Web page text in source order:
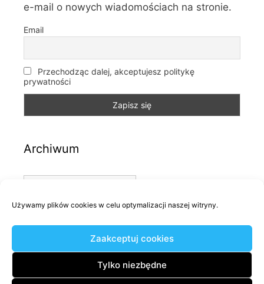
Używamy plików cookies w celu optymalizacji naszej witryny.
Zaakceptuj cookies
Tylko niezbędne
e-mail o nowych wiadomościach na stronie.
Email
Przechodząc dalej, akceptujesz politykę
prywatności
Archiwum
Archiwum
Kategorie
Kategorie